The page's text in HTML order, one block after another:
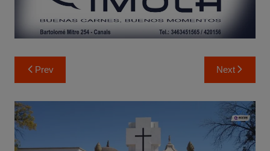
Navegación
de
entradas
Prev Next